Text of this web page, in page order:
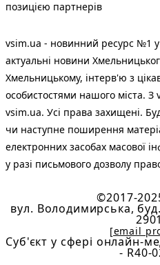
позицією партнерів
vsim.ua - новинний ресурс №1 у
актуальні новини
Хмельницькому, інтерв'ю з
особистостями нашого міста.
vsim.ua. Усі права захищені.
чи наступне поширення
електронних засобах масової
у разі письмового дозволу
©2017-
вул. Володимирська,
[email
Cуб'єкт у сфері онлайн-
- R40-